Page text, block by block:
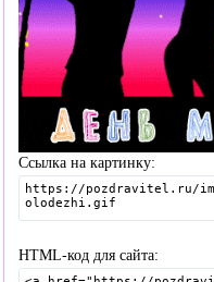
Ссылка на картинку:
HTML-код для сайта: